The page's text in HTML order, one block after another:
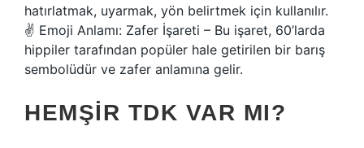
hatırlatmak, uyarmak, yön belirtmek için kullanılır.
✌ Emoji Anlamı: Zafer İşareti – Bu işaret, 60’larda
hippiler tarafından popüler hale getirilen bir barış
sembolüdür ve zafer anlamına gelir.
HEMŞIR TDK VAR MI?